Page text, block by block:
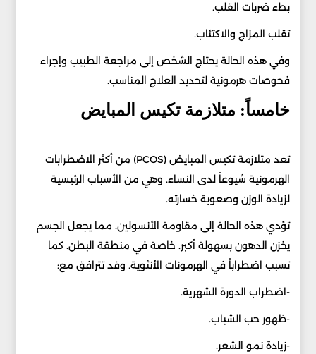
بطء ضربات القلب.
تقلب المزاج والاكتئاب.
وفي هذه الحالة يحتاج الشخص إلى مراجعة الطبيب وإجراء
فحوصات هرمونية لتحديد العلاج المناسب.
خامساً: متلازمة تكيس المبايض
تعد متلازمة تكيس المبايض (PCOS) من أكثر الاضطرابات
الهرمونية شيوعاً لدى النساء. وهي من الأسباب الرئيسية
لزيادة الوزن وصعوبة خسارته.
تؤدي هذه الحالة إلى مقاومة الأنسولين. مما يجعل الجسم
يخزن الدهون بسهولة أكبر. خاصة في منطقة البطن. كما
تسبب اضطراباً في الهرمونات الأنثوية. وقد تترافق مع:
-اضطراب الدورة الشهرية.
-ظهور حب الشباب.
-زيادة نمو الشعر.